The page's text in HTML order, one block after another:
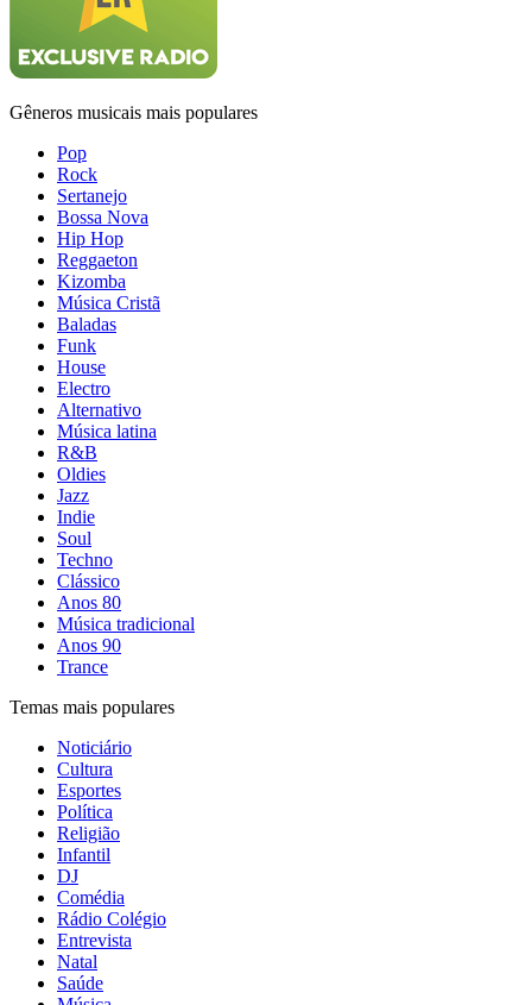
Gêneros musicais mais populares
Pop
Rock
Sertanejo
Bossa Nova
Hip Hop
Reggaeton
Kizomba
Música Cristã
Baladas
Funk
House
Electro
Alternativo
Música latina
R&B
Oldies
Jazz
Indie
Soul
Techno
Clássico
Anos 80
Música tradicional
Anos 90
Trance
Temas mais populares
Noticiário
Cultura
Esportes
Política
Religião
Infantil
DJ
Comédia
Rádio Colégio
Entrevista
Natal
Saúde